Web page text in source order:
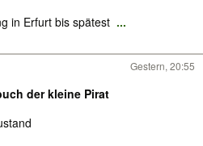
in Erfurt bis spätest ...
Gestern, 20:55
der kleine Pirat